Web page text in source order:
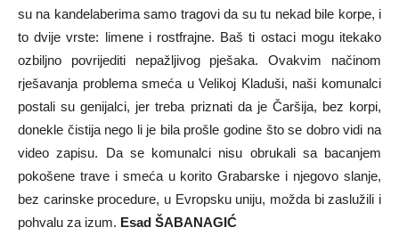
su na kandelaberima samo tragovi da su tu nekad bile korpe, i
to dvije vrste: limene i rostfrajne. Baš ti ostaci mogu itekako
ozbiljno povrijediti nepažljivog pješaka. Ovakvim načinom
rješavanja problema smeća u Velikoj Kladuši, naši komunalci
postali su genijalci, jer treba priznati da je Čaršija, bez korpi,
donekle čistija nego li je bila prošle godine što se dobro vidi na
video zapisu. Da se komunalci nisu obrukali sa bacanjem
pokošene trave i smeća u korito Grabarske i njegovo slanje,
bez carinske procedure, u Evropsku uniju, možda bi zaslužili i
pohvalu za izum. Esad ŠABANAGIĆ